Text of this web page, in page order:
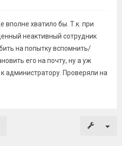
вполне хватило бы. Т.к. при
неактивный сотрудник
на попытку вспомнить/
его на почту, ну а уж
администратору. Проверяли на